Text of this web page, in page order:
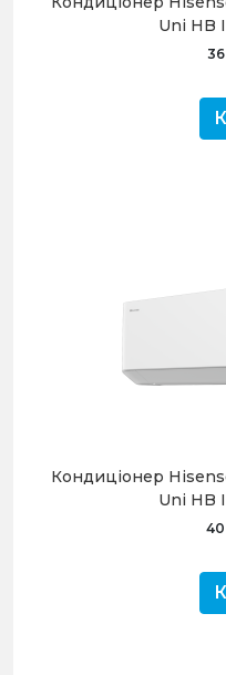
Uni HB
Кондиціонер
Uni HB